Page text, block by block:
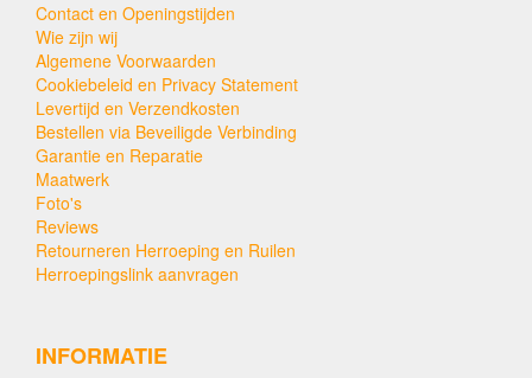
Contact en Openingstijden
Wie zijn wij
Algemene Voorwaarden
Cookiebeleid en Privacy Statement
Levertijd en Verzendkosten
Bestellen via Beveiligde Verbinding
Garantie en Reparatie
Maatwerk
Foto's
Reviews
Retourneren Herroeping en Ruilen
Herroepingslink aanvragen
INFORMATIE